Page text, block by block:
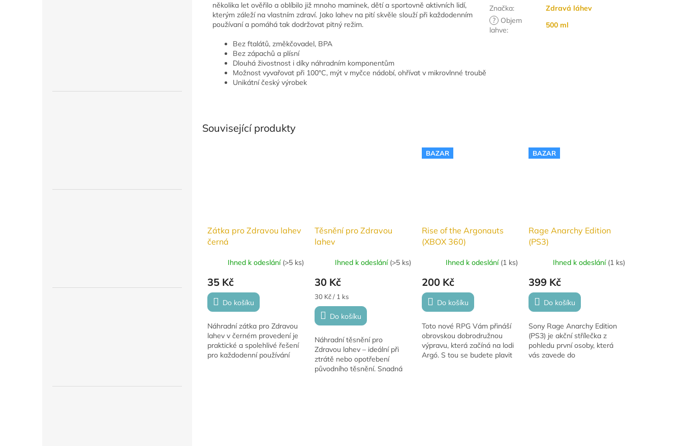
Související produkty
Zátka pro Zdravou lahev
černá
Ihned k odeslání (>5 ks)
35 Kč
Do košíku
Náhradní zátka pro Zdravou
lahev v černém provedení je
praktické a spolehlivé řešení
pro každodenní používání
Těsnění pro Zdravou
lahev
Ihned k odeslání (>5 ks)
30 Kč
Měrná
cena:
30 Kč / 1 ks
Do košíku
Náhradní těsnění pro
Zdravou lahev – ideální při
ztrátě nebo opotřebení
původního těsnění. Snadná
BAZAR
Rise of the Argonauts
(XBOX 360)
Ihned k odeslání (1 ks)
200 Kč
Do košíku
Toto nové RPG Vám přináší
obrovskou dobrodružnou
výpravu, která začíná na lodi
Argó. S tou se budete plavit
BAZAR
Rage Anarchy Edition
(PS3)
Ihned k odeslání (1 ks)
399 Kč
Do košíku
Sony Rage Anarchy Edition
(PS3) je akční střílečka z
pohledu první osoby, která
vás zavede do
několika let ověřilo a oblíbilo již mnoho maminek, dětí a sportovně aktivních lidí,
kterým záleží na vlastním zdraví. Jako lahev na pití skvěle slouží při každodenním
používaní a pomáhá tak dodržovat pitný režim.
Bez ftalátů, změkčovadel, BPA
Bez zápachů a plísní
Dlouhá živostnost i díky náhradním komponentům
Možnost vyvařovat při 100°C, mýt v myčce nádobí, ohřívat v mikrovlnné troubě
Unikátní český výrobek
Značka:
Zdravá láhev
?
Objem
lahve:
500 ml